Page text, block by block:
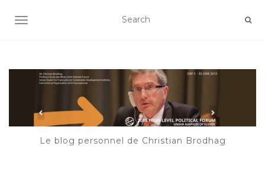
AFFICHER/MASQUER LA NAVIGATION
Le blog personnel de Christian Brodhag